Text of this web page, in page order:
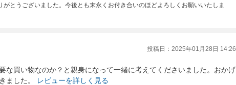
とうございました。今後とも末永くお付き合いのほどよろしくお願いいたしま
投稿日：2025年01月28日 14:26
な買い物なのか？と親身になって一緒に考えてくださいました。おかげ
ました。
レビューを詳しく見る